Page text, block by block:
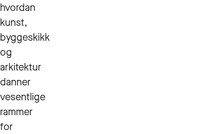
hvordan
kunst,
byggeskikk
og
arkitektur
danner
vesentlige
rammer
for